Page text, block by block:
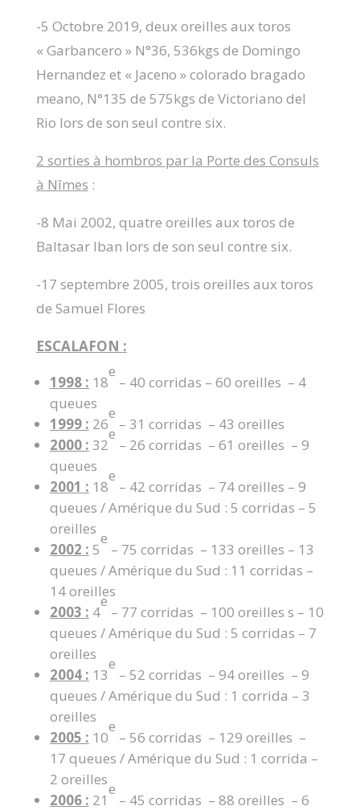
-5 Octobre 2019, deux oreilles aux toros
« Garbancero » N°36, 536kgs de Domingo
Hernandez et « Jaceno » colorado bragado
meano, N°135 de 575kgs de Victoriano del
Rio lors de son seul contre six.
2 sorties à hombros par la Porte des Consuls
à Nîmes :
-8 Mai 2002, quatre oreilles aux toros de
Baltasar Iban lors de son seul contre six.
-17 septembre 2005, trois oreilles aux toros
de Samuel Flores
ESCALAFON :
1998 : 18
e
– 40 corridas – 60 oreilles – 4
queues
1999 : 26
e
– 31 corridas – 43 oreilles
2000 : 32
e
– 26 corridas – 61 oreilles – 9
queues
2001 : 18
e
– 42 corridas – 74 oreilles – 9
queues / Amérique du Sud : 5 corridas – 5
oreilles
2002 : 5
e
– 75 corridas – 133 oreilles – 13
queues / Amérique du Sud : 11 corridas –
14 oreilles
2003 : 4
e
– 77 corridas – 100 oreilles s – 10
queues / Amérique du Sud : 5 corridas – 7
oreilles
2004 : 13
e
– 52 corridas – 94 oreilles – 9
queues / Amérique du Sud : 1 corrida – 3
oreilles
2005 : 10
e
– 56 corridas – 129 oreilles –
17 queues / Amérique du Sud : 1 corrida –
2 oreilles
2006 : 21
e
– 45 corridas – 88 oreilles – 6